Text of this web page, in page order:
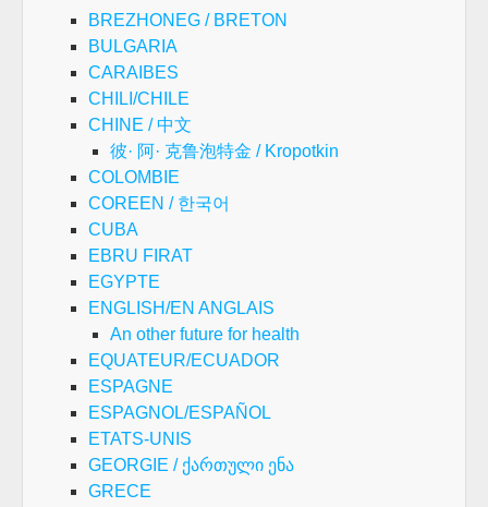
BREZHONEG / BRETON
BULGARIA
CARAIBES
CHILI/CHILE
CHINE / 中文
彼· 阿· 克鲁泡特金 / Kropotkin
COLOMBIE
COREEN / 한국어
CUBA
EBRU FIRAT
EGYPTE
ENGLISH/EN ANGLAIS
An other future for health
EQUATEUR/ECUADOR
ESPAGNE
ESPAGNOL/ESPAÑOL
ETATS-UNIS
GEORGIE / ქართული ენა
GRECE